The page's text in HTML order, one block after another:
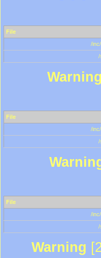
File
/
/
Warning
File
/
/
File
/
/
Warning